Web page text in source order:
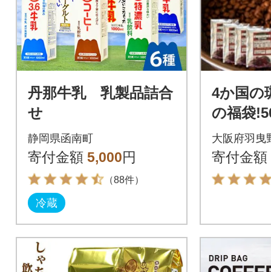
丹那牛乳 乳製品詰合
せ
静岡県函南町
寄付金額 5,000円
（88件）
冷蔵
4か国の
の福袋
古墳珈
ッグ1袋!
大阪府羽曳
寄付金額